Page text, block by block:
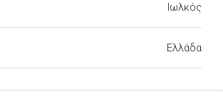
Ιωλκός
Ελλάδα